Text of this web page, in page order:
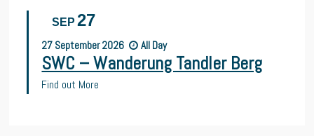
SEP 27
27 September2026 All Day
SWC – Wanderung Tandler Berg
Find out More